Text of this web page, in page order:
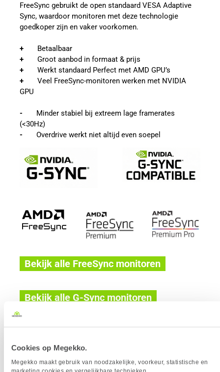
Cookies op Megekko.
Megekko maakt gebruik van noodzakelijke, voorkeur, statistische en
FreeSync gebruikt de open standaard VESA Adaptive
Sync, waardoor monitoren met deze technologie
goedkoper zijn en vaker voorkomen.
+ Betaalbaar
+ Groot aanbod in formaat & prijs
+ Werkt standaard Perfect met AMD GPU’s
+
Veel FreeSync-monitoren werken met NVIDIA
GPU
- Minder stabiel bij extreem lage framerates
(<30Hz)
- Overdrive werkt niet altijd even soepel
Bekijk alle G-Sync monitoren
Bekijk alle FreeSync monitoren
De keuze tussen G-Sync en FreeSync hangt grotendeels af
van de videokaart die je gebruikt en hoe stabiel je framerate